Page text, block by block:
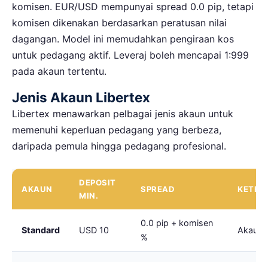
komisen. EUR/USD mempunyai spread 0.0 pip, tetapi
komisen dikenakan berdasarkan peratusan nilai
dagangan. Model ini memudahkan pengiraan kos
untuk pedagang aktif. Leveraj boleh mencapai 1:999
pada akaun tertentu.
Jenis Akaun Libertex
Libertex menawarkan pelbagai jenis akaun untuk
memenuhi keperluan pedagang yang berbeza,
daripada pemula hingga pedagang profesional.
AKAUN
DEPOSIT
MIN.
SPREAD
Standard USD 10
0.0 pip + komisen
%
Akaun